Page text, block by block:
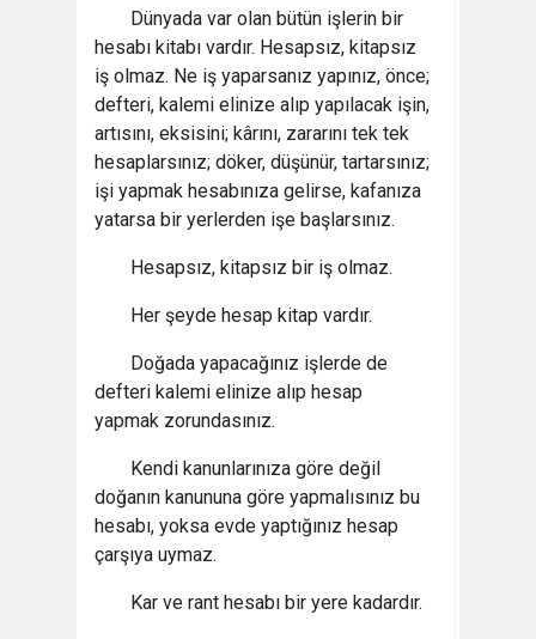
Dünyada var olan bütün işlerin bir
hesabı kitabı vardır. Hesapsız, kitapsız
iş olmaz. Ne iş yaparsanız yapınız, önce;
defteri, kalemi elinize alıp yapılacak işin,
artısını, eksisini; kârını, zararını tek tek
hesaplarsınız; döker, düşünür, tartarsınız;
işi yapmak hesabınıza gelirse, kafanıza
yatarsa bir yerlerden işe başlarsınız.
Hesapsız, kitapsız bir iş olmaz.
Her şeyde hesap kitap vardır.
Doğada yapacağınız işlerde de
defteri kalemi elinize alıp hesap
yapmak zorundasınız.
Kendi kanunlarınıza göre değil
doğanın kanununa göre yapmalısınız bu
hesabı, yoksa evde yaptığınız hesap
çarşıya uymaz.
Kar ve rant hesabı bir yere kadardır.